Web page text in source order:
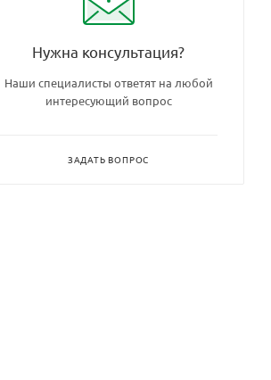
Нужна консультация?
Наши специалисты ответят на любой
интересующий вопрос
ЗАДАТЬ ВОПРОС